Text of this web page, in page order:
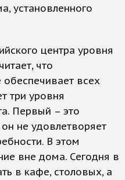
установленного
центра уровня
что
всех
три уровня
Первый – это
не удовлетворяет
В этом
вне дома. Сегодня в
в кафе, столовых, а